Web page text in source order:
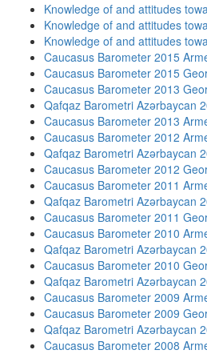
Knowledge of and attitudes
Knowledge of and attitudes
Knowledge of and attitudes
Caucasus Barometer 2015
Caucasus Barometer 2015
Caucasus Barometer 2013
Qafqaz Barometri Azərbaycan
Caucasus Barometer 2013
Caucasus Barometer 2012
Qafqaz Barometri Azərbaycan
Caucasus Barometer 2012
Caucasus Barometer 2011
Qafqaz Barometri Azərbaycan
Caucasus Barometer 2011
Caucasus Barometer 2010
Qafqaz Barometri Azərbaycan
Caucasus Barometer 2010
Qafqaz Barometri Azərbaycan
Caucasus Barometer 2009
Caucasus Barometer 2009
Qafqaz Barometri Azərbaycan
Caucasus Barometer 2008